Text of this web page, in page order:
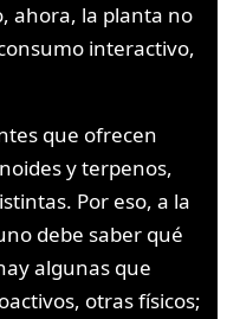
ahora, la planta no
interactivo,
que ofrecen
y terpenos,
Por eso, a la
debe saber qué
algunas que
otras físicos;